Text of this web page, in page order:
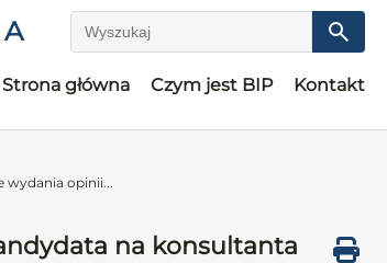
A Wyszukaj
Strona główna Czym jest BIP Kontakt
wydania opinii...
na konsultanta